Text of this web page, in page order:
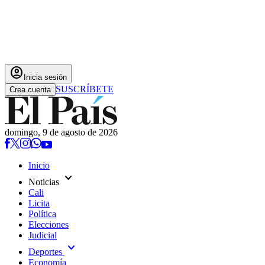
account_circle Inicia sesión
Crea cuenta SUSCRÍBETE
domingo, 9 de agosto de 2026
Inicio
Noticias expand_more
Cali
Licita
Política
Elecciones
Judicial
Deportes expand_more
Economía